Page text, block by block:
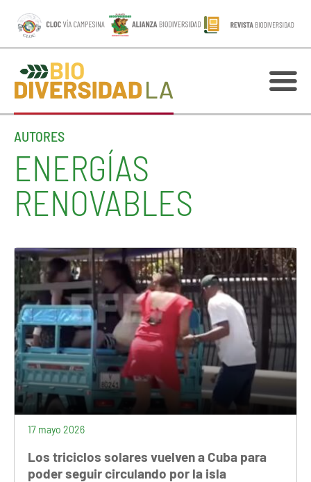
AUTORES
ENERGÍAS
RENOVABLES
17 mayo 2026
Los triciclos solares vuelven a Cuba para
poder seguir circulando por la isla